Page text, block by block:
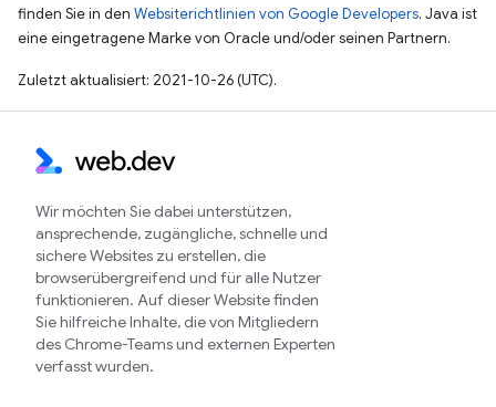
finden Sie in den Websiterichtlinien von Google Developers. Java ist
eine eingetragene Marke von Oracle und/oder seinen Partnern.
Zuletzt aktualisiert: 2021-10-26 (UTC).
Wir möchten Sie dabei unterstützen,
ansprechende, zugängliche, schnelle und
sichere Websites zu erstellen, die
browserübergreifend und für alle Nutzer
funktionieren. Auf dieser Website finden
Sie hilfreiche Inhalte, die von Mitgliedern
des Chrome-Teams und externen Experten
verfasst wurden.